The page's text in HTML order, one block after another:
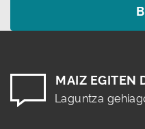
MAIZ EGITEN
Laguntza